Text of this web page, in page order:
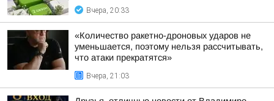
Вчера, 20:33
«Количество ракетно-дроновых ударов не
уменьшается, поэтому нельзя рассчитывать,
что атаки прекратятся»
Вчера, 21:03